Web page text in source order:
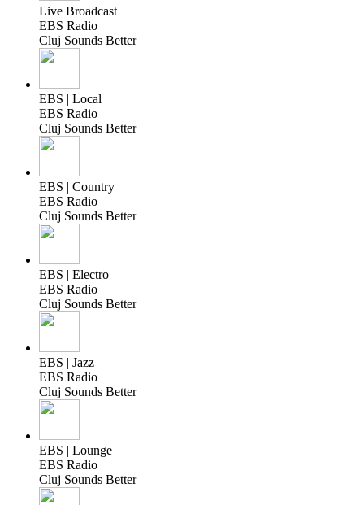
Live Broadcast
EBS Radio
Cluj Sounds Better
EBS | Local
EBS Radio
Cluj Sounds Better
EBS | Country
EBS Radio
Cluj Sounds Better
EBS | Electro
EBS Radio
Cluj Sounds Better
EBS | Jazz
EBS Radio
Cluj Sounds Better
EBS | Lounge
EBS Radio
Cluj Sounds Better